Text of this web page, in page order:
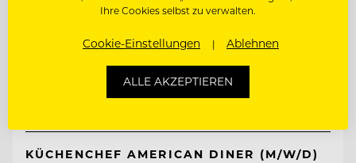
Ferien- und Freizeitpark
Weissenhäuser Strand
23758 Weissenhäuser Strand, Deutschland
KÜCHENCHEF AMERICAN DINER (M/W/D)
Ihre Cookies selbst zu verwalten.
Cookie-Einstellungen Ablehnen
ALLE AKZEPTIEREN